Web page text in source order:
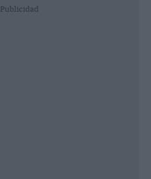
Publicidad